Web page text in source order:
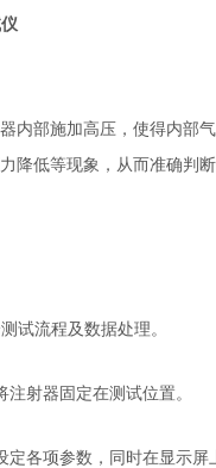
内部施加高压，使得内部
降低等现象，从而准确判
试流程及数据处理。
射器固定在测试位置。
各项参数，同时在显示屏